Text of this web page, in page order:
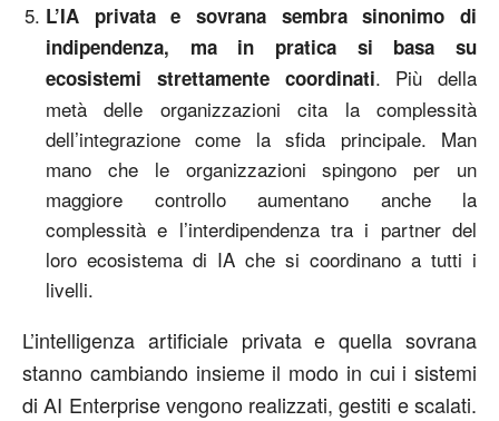
L’IA privata e sovrana sembra sinonimo di
indipendenza, ma in pratica si basa su
ecosistemi strettamente coordinati. Più della
metà delle organizzazioni cita la complessità
dell’integrazione come la sfida principale. Man
mano che le organizzazioni spingono per un
maggiore controllo aumentano anche la
complessità e l’interdipendenza tra i partner del
loro ecosistema di IA che si coordinano a tutti i
livelli.
L’intelligenza artificiale privata e quella sovrana
stanno cambiando insieme il modo in cui i sistemi
di AI Enterprise vengono realizzati, gestiti e scalati.